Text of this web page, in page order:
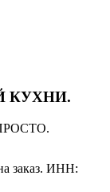
КУХНИ.
заказ. ИНН: